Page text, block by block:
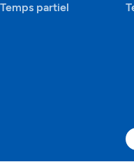
partiel